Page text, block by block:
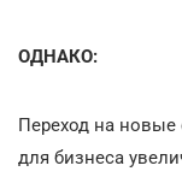
ОДНАКО:
Переход на новые
для бизнеса